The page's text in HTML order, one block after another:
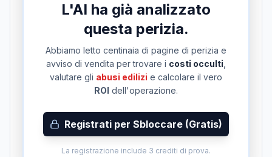
L'AI ha già analizzato
questa perizia.
Abbiamo letto centinaia di pagine di perizia e
avviso di vendita per trovare i costi occulti
valutare gli abusi edilizi e calcolare il vero
ROI dell'operazione.
Registrati per Sbloccare (Gratis)
La registrazione include 3 crediti di prova.